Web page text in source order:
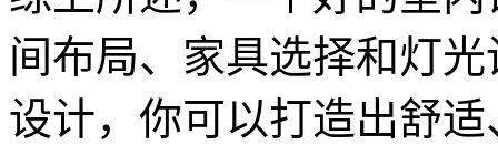
间布局、家具选择和灯
设计，你可以打造出舒